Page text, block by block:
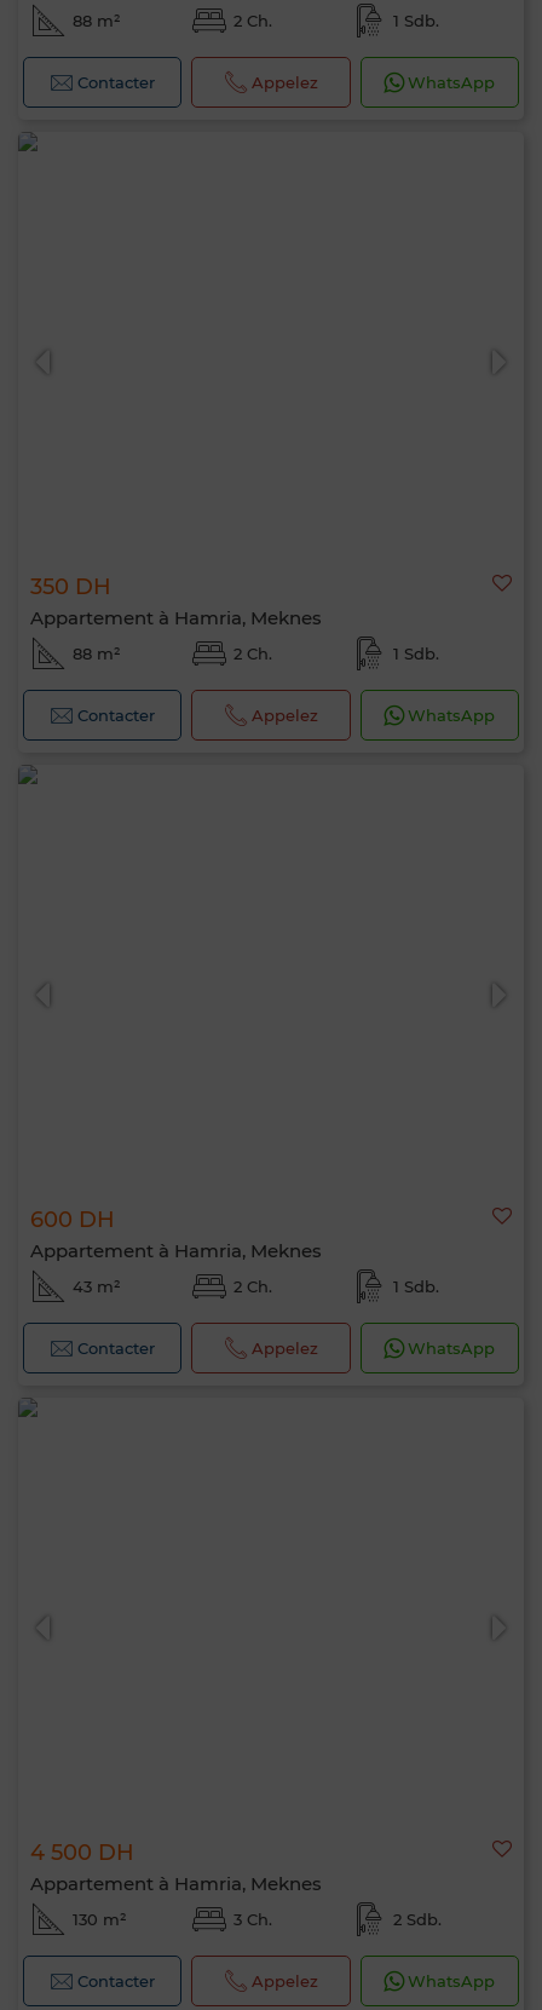
88 m² 2 Ch. 1 Sdb.
Contacter Appelez WhatsApp
350 DH
Appartement à Hamria, Meknes
88 m² 2 Ch. 1 Sdb.
Contacter Appelez WhatsApp
600 DH
Appartement à Hamria, Meknes
43 m² 2 Ch. 1 Sdb.
Contacter Appelez WhatsApp
4 500 DH
Appartement à Hamria, Meknes
130 m² 3 Ch. 2 Sdb.
Contacter Appelez WhatsApp